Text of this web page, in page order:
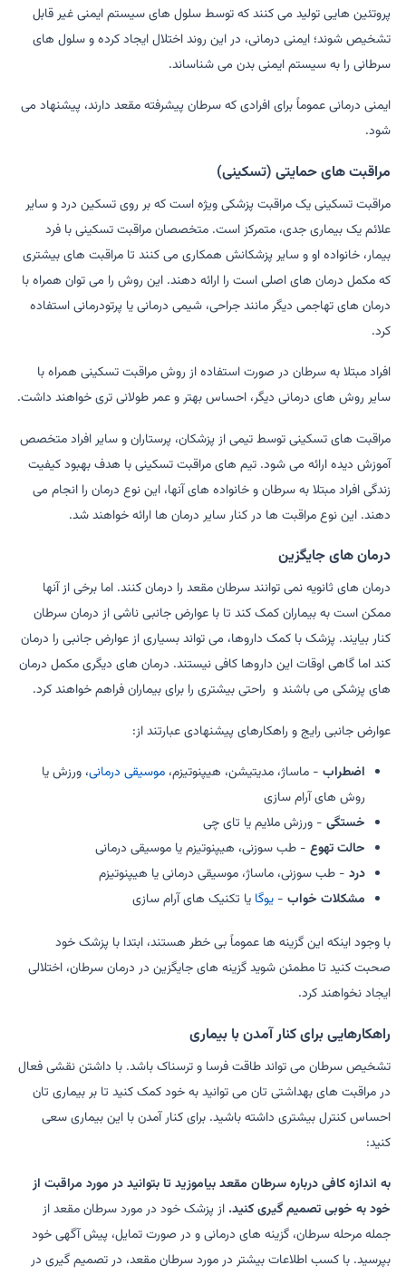
پروتئین هایی تولید می کنند که توسط سلول های سیستم ایمنی غیر قابل
تشخیص شوند؛ ایمنی درمانی، در این روند اختلال ایجاد کرده و سلول های
سرطانی را به سیستم ایمنی بدن می شناساند.
ایمنی درمانی عموماً برای افرادی که سرطان پیشرفته مقعد دارند، پیشنهاد می
شود.
مراقبت های حمایتی (تسکینی)
مراقبت تسکینی یک مراقبت پزشکی ویژه است که بر روی تسکین درد و سایر
علائم یک بیماری جدی، متمرکز است. متخصصان مراقبت تسکینی با فرد
بیمار، خانواده او و سایر پزشکانش همکاری می کنند تا مراقبت های بیشتری
که مکمل درمان های اصلی است را ارائه دهند. این روش را می توان همراه با
درمان های تهاجمی دیگر مانند جراحی، شیمی درمانی یا پرتودرمانی استفاده
کرد.
افراد مبتلا به سرطان در صورت استفاده از روش مراقبت تسکینی همراه با
سایر روش های درمانی دیگر، احساس بهتر و عمر طولانی تری خواهند داشت.
مراقبت های تسکینی توسط تیمی از پزشکان، پرستاران و سایر افراد متخصص
آموزش دیده ارائه می شود. تیم های مراقبت تسکینی با هدف بهبود کیفیت
زندگی افراد مبتلا به سرطان و خانواده های آنها، این نوع درمان را انجام می
دهند. این نوع مراقبت ها در کنار سایر درمان ها ارائه خواهند شد.
درمان های جایگزین
درمان های ثانویه نمی توانند سرطان مقعد را درمان کنند. اما برخی از آنها
ممکن است به بیماران کمک کند تا با عوارض جانبی ناشی از درمان سرطان
کنار بیایند. پزشک با کمک داروها، می تواند بسیاری از عوارض جانبی را درمان
کند اما گاهی اوقات این داروها کافی نیستند. درمان های دیگری مکمل درمان
های پزشکی می باشند و راحتی بیشتری را برای بیماران فراهم خواهند کرد.
عوارض جانبی رایج و راهکارهای پیشنهادی عبارتند از:
اضطراب - ماساژ، مدیتیشن، هیپنوتیزم،موسیقی درمانی، ورزش یا
روش های آرام سازی
خستگی - ورزش ملایم یا تای چی
حالت تهوع - طب سوزنی، هیپنوتیزم یا موسیقی درمانی
درد - طب سوزنی، ماساژ، موسیقی درمانی یا هیپنوتیزم
مشکلات خواب -یوگا یا تکنیک های آرام سازی
با وجود اینکه این گزینه ها عموماً بی خطر هستند، ابتدا با پزشک خود
صحبت کنید تا مطمئن شوید گزینه های جایگزین در درمان سرطان، اختلالی
ایجاد نخواهند کرد.
راهکارهایی برای کنار آمدن با بیماری
تشخیص سرطان می تواند طاقت فرسا و ترسناک باشد. با داشتن نقشی فعال
در مراقبت های بهداشتی تان می توانید به خود کمک کنید تا بر بیماری تان
احساس کنترل بیشتری داشته باشید. برای کنار آمدن با این بیماری سعی
کنید:
به اندازه کافی درباره سرطان مقعد بیاموزید تا بتوانید در مورد مراقبت از
خود به خوبی تصمیم گیری کنید. از پزشک خود در مورد سرطان مقعد از
جمله مرحله سرطان، گزینه های درمانی و در صورت تمایل، پیش آگهی خود
بپرسید. با کسب اطلاعات بیشتر در مورد سرطان مقعد، در تصمیم گیری در